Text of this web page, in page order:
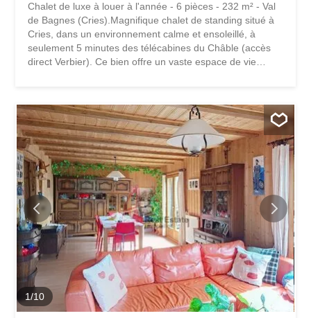
Chalet de luxe à louer à l'année - 6 pièces - 232 m² - Val
de Bagnes (Cries).Magnifique chalet de standing situé à
Cries, dans un environnement calme et ensoleillé, à
seulement 5 minutes des télécabines du Châble (accès
direct Verbier). Ce bien offre un vaste espace de vie
chambres, dont 4 avec salle de bain privative et une suite
parentale avec balcon. Entrée skieurs, cave à vin,
chauffage par pompe à chaleur 4 places de parc
extérieures CHF 4'500.- / mois + charges
1/10